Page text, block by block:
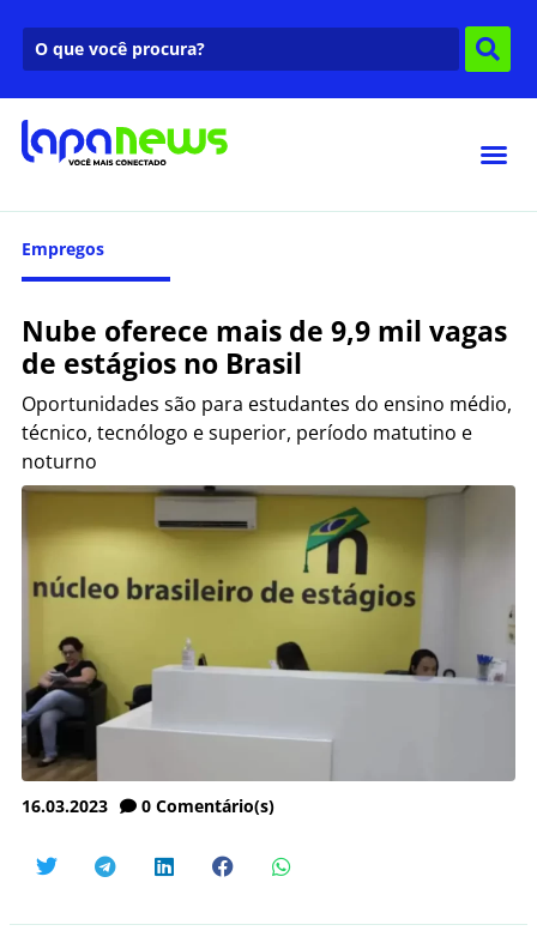
Empregos
Nube oferece mais de 9,9 mil vagas
de estágios no Brasil
Oportunidades são para estudantes do ensino médio,
técnico, tecnólogo e superior, período matutino e
noturno
16.03.2023 0 Comentário(s)